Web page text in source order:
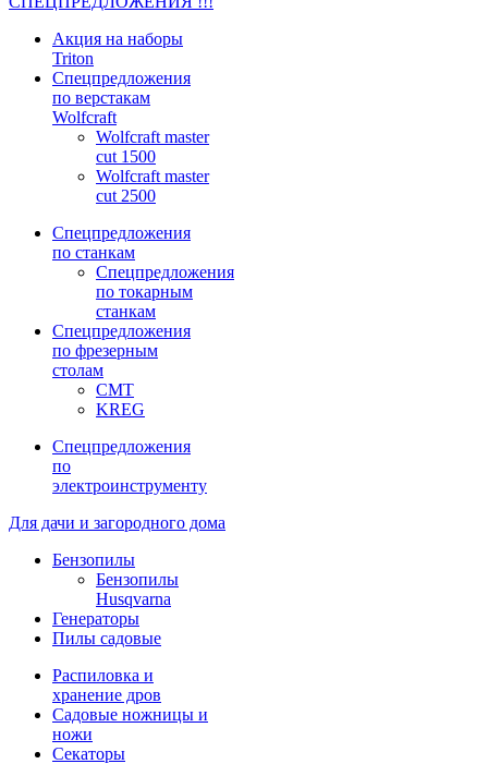
Акция на наборы
Triton
Спецпредложения
по верстакам
Wolfcraft
Wolfcraft master
cut 1500
Wolfcraft master
cut 2500
Спецпредложения
по станкам
Спецпредложения
по токарным
станкам
Спецпредложения
по фрезерным
столам
CMT
KREG
Спецпредложения
по
электроинструменту
Для дачи и загородного дома
Бензопилы
Бензопилы
Husqvarna
Генераторы
Пилы садовые
Распиловка и
хранение дров
Садовые ножницы и
ножи
Секаторы